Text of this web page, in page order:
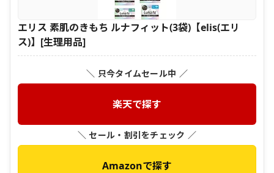
エリス 素肌のきもち ルナフィット(3袋)【elis(エリ
ス)】[生理用品]
＼ 只今タイムセール中 ／
楽天で探す
＼ セール・割引をチェック ／
Amazonで探す